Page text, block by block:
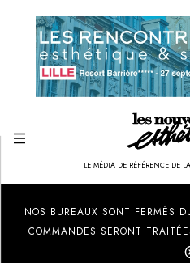
LE MÉDIA DE RÉFÉRENCE DE
NOS BUREAUX SONT FERMÉS
COMMANDES SERONT